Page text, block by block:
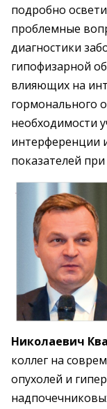
подробно
проблемные
диагностики
гипофизарной
влияющих на
гормонального
необходимости
интерференции
показателей
Николаевич
коллег на
опухолей и